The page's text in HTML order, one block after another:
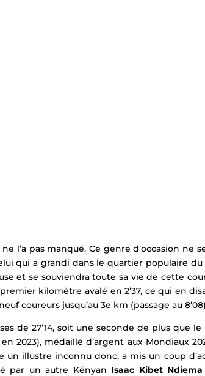
l’a pas manqué. Ce genre d’occasion ne
qui a grandi dans le quartier populaire
et se souviendra toute sa vie de cette
kilomètre avalé en 2’37, ce qui en
coureurs jusqu’au 3e km (passage au
de 27’14, soit une seconde de plus que le
en 2023), médaillé d’argent aux Mondiaux
illustre inconnu donc, a mis un coup
par un autre Kényan Isaac Kibet Ndiema